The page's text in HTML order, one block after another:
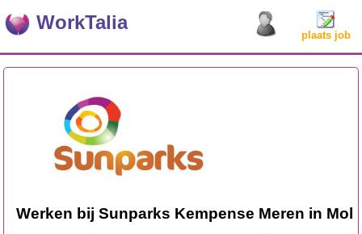
WorkTalia
plaats job
Werken bij Sunparks Kempense Meren in Mol